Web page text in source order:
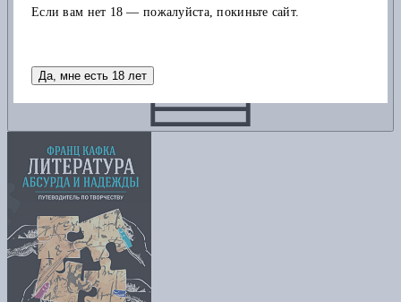
Если вам нет 18 — пожалуйста, покиньте сайт.
Да, мне есть 18 лет